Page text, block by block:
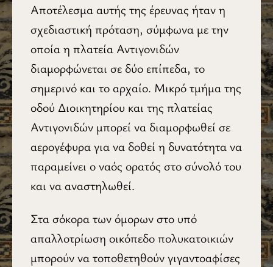
Αποτέλεσμα αυτής της έρευνας ήταν η
σχεδιαστική πρόταση, σύμφωνα με την
οποία η πλατεία Αντιγονιδών
διαμορφώνεται σε δύο επίπεδα, το
σημερινό και το αρχαίο. Μικρό τμήμα της
οδού Διοικητηρίου και της πλατείας
Αντιγονιδών μπορεί να διαμορφωθεί σε
αερογέφυρα για να δοθεί η δυνατότητα να
παραμείνει ο ναός ορατός στο σύνολό του
και να αναστηλωθεί.
Στα σόκορα των όμορων στο υπό
απαλλοτρίωση οικόπεδο πολυκατοικιών
μπορούν να τοποθετηθούν γιγαντοαφίσες